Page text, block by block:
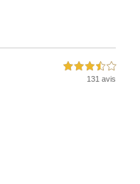
3,5 étoiles sur 5
131 avis